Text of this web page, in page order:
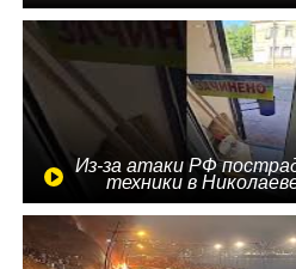
Из-за атаки РФ
техники в